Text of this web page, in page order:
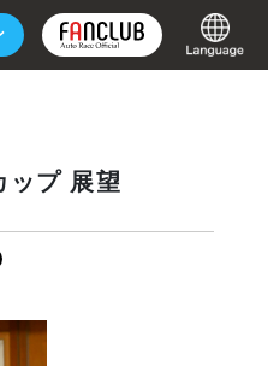
プ 展望